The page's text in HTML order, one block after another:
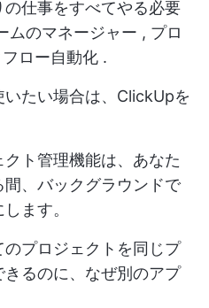
仕事をすべてやる必要
ムのマネージャー , プロ
ロー自動化 .
いたい場合は、ClickUpを
ト管理機能は、あなた
、バックグラウンドで
ます。
プロジェクトを同じプ
るのに、なぜ別のアプ